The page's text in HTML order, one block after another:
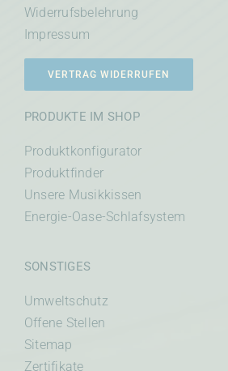
Widerrufsbelehrung
Impressum
VERTRAG WIDERRUFEN
PRODUKTE IM SHOP
Produktkonfigurator
Produktfinder
Unsere Musikkissen
Energie-Oase-Schlafsystem
SONSTIGES
Umweltschutz
Offene Stellen
Sitemap
Zertifikate